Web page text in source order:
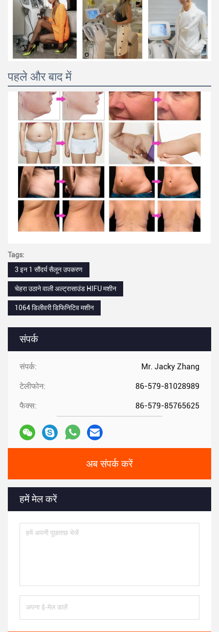
संपर्क
संपर्क: Mr. Jacky Zhang
टेलीफोन: 86-579-81028989
फैक्स: 86-579-85765625
अब संपर्क करें
हमें मेल करें
पहले और बाद में
Tags:
3 इन 1 सौंदर्य सैलून उपकरण
चेहरा उठाने वाली अल्ट्रासाउंड HIFU मशीन
1064 डिलीवरी डिफिनिटिव मशीन